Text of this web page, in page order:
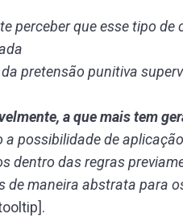
perceber que esse tipo
pretensão punitiva
a que mais tem
a possibilidade de
dentro das regras
de maneira abstrata para